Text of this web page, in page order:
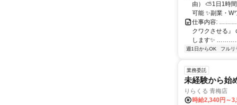
由） ⛅1日1時
可能 ✨副業・W
仕事内容:
クワクさせる』
します✨
週1日からOK フルリ
業務委託
未経験から始
りらくる 青梅店
時給2,340円～